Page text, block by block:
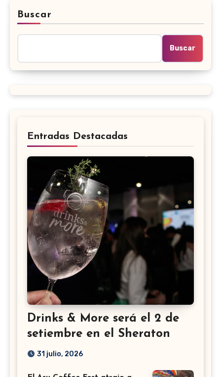
Buscar
Buscar
Entradas Destacadas
Drinks & More será el 2 de
setiembre en el Sheraton
31 julio, 2026